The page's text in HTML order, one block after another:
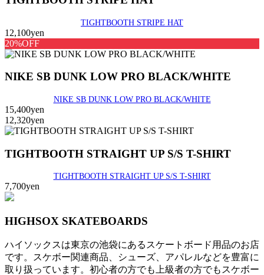
TIGHTBOOTH STRIPE HAT
12,100yen
20%OFF
NIKE SB DUNK LOW PRO BLACK/WHITE
NIKE SB DUNK LOW PRO BLACK/WHITE
15,400yen
12,320yen
TIGHTBOOTH STRAIGHT UP S/S T-SHIRT
TIGHTBOOTH STRAIGHT UP S/S T-SHIRT
7,700yen
HIGHSOX SKATEBOARDS
ハイソックスは東京の池袋にあるスケートボード用品のお店
です。スケボー関連商品、シューズ、アパレルなどを豊富に
取り扱っています。初心者の方でも上級者の方でもスケボー